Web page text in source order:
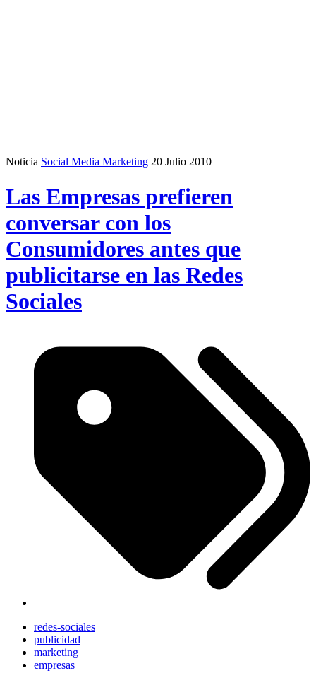
Noticia Social Media Marketing 20 Julio 2010
Las Empresas prefieren
conversar con los
Consumidores antes que
publicitarse en las Redes
Sociales
redes-sociales
publicidad
marketing
empresas